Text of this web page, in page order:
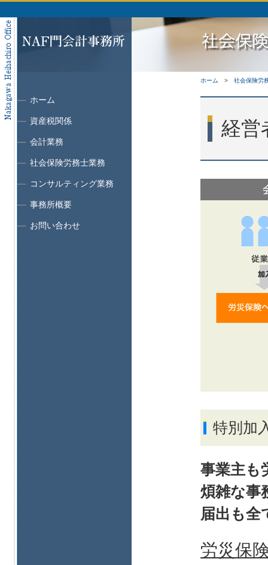
ホーム
資産税関係
会計業務
社会保険労務士業務
コンサルティング業務
事務所概要
お問い合わせ
ホーム 社会保険労
経営
特別加
事業主も
煩雑な事
届出も全
労災保